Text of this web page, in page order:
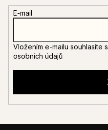
E-mail
Vložením e-mailu souhlasíte s
osobních údajů